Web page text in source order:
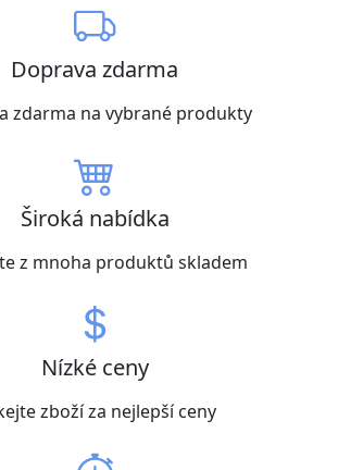
Doprava zdarma
zdarma na vybrané produkty
Široká nabídka
z mnoha produktů skladem
Nízké ceny
zboží za nejlepší ceny